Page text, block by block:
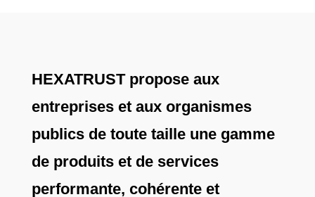
HEXATRUST propose aux
entreprises et aux organismes
publics de toute taille une gamme
de produits et de services
performante, cohérente et